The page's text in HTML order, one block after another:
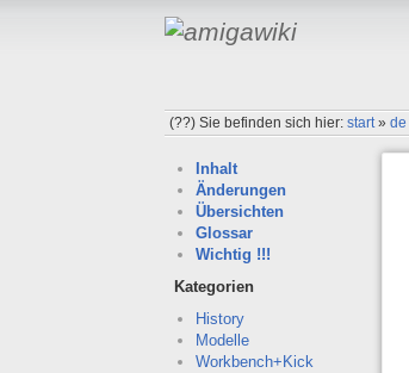
(??)Sie befinden sich hier:start»de
Inhalt
Änderungen
Übersichten
Glossar
Wichtig !!!
Kategorien
History
Modelle
Workbench+Kick